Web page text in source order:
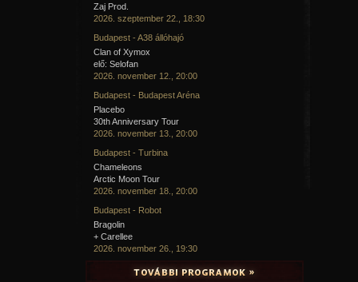
Zaj Prod.
2026. szeptember 22., 18:30
Budapest - A38 állóhajó
Clan of Xymox
elő: Selofan
2026. november 12., 20:00
Budapest - Budapest Aréna
Placebo
30th Anniversary Tour
2026. november 13., 20:00
Budapest - Turbina
Chameleons
Arctic Moon Tour
2026. november 18., 20:00
Budapest - Robot
Bragolin
+ Carellee
2026. november 26., 19:30